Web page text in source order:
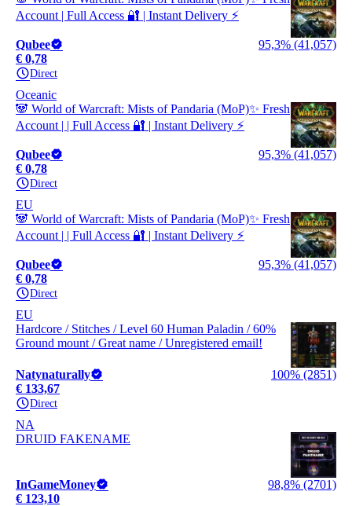
Account | Full Access 🔐 | Instant Delivery ⚡
Qubee
95,3% (41,057)
€ 0,78
Direct
Oceanic
🐼 World of Warcraft: Mists of Pandaria (MoP)✨ Fresh
Account | | Full Access 🔐 | Instant Delivery ⚡
Qubee
95,3% (41,057)
€ 0,78
Direct
EU
🐼 World of Warcraft: Mists of Pandaria (MoP)✨ Fresh
Account | | Full Access 🔐 | Instant Delivery ⚡
Qubee
95,3% (41,057)
€ 0,78
Direct
EU
Hardcore / Stitches / Level 60 Human Paladin / 60%
Ground mount / Great name / Unregistered email!
Natynaturally
100% (2851)
€ 133,67
Direct
NA
DRUID FAKENAME
InGameMoney
98,8% (2701)
€ 123,10